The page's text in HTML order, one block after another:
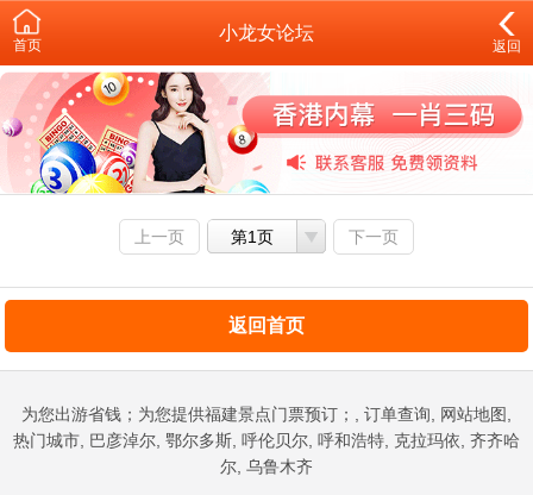
首页
小龙女论坛
返回
上一页 第1页 下一页
返回首页
为您出游省钱；为您提供福建景点门票预订；, 订单查询, 网站地图,
热门城市, 巴彦淖尔, 鄂尔多斯, 呼伦贝尔, 呼和浩特, 克拉玛依, 齐齐哈
尔, 乌鲁木齐